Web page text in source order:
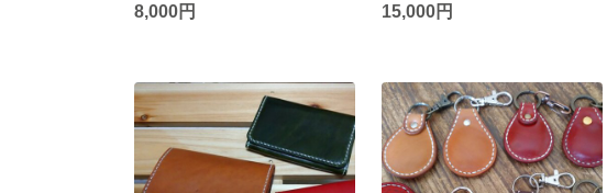
8,000円 15,000円